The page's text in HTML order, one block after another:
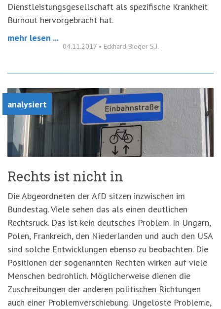
Dienstleistungsgesellschaft als spezifische Krankheit
Burnout hervorgebracht hat.
mehr lesen ...
04.11.2017 • Eckhard Bieger S.J.
analysiert
Rechts ist nicht in
Die Abgeordneten der AfD sitzen inzwischen im
Bundestag. Viele sehen das als einen deutlichen
Rechtsruck. Das ist kein deutsches Problem. In Ungarn,
Polen, Frankreich, den Niederlanden und auch den USA
sind solche Entwicklungen ebenso zu beobachten. Die
Positionen der sogenannten Rechten wirken auf viele
Menschen bedrohlich. Möglicherweise dienen die
Zuschreibungen der anderen politischen Richtungen
auch einer Problemverschiebung. Ungelöste Probleme,